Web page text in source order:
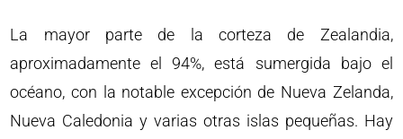
La mayor parte de la corteza de Zealandia,
aproximadamente el 94%, está sumergida bajo el
océano, con la notable excepción de Nueva Zelanda,
Nueva Caledonia y varias otras islas pequeñas. Hay